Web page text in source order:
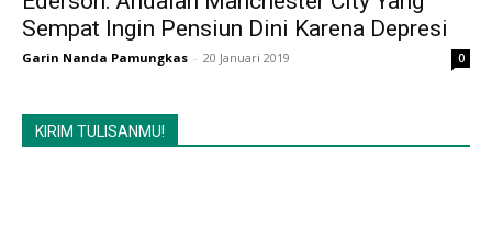
Sempat Ingin Pensiun Dini Karena Depresi
Garin Nanda Pamungkas - 20 Januari 2019 0
KIRIM TULISANMU!